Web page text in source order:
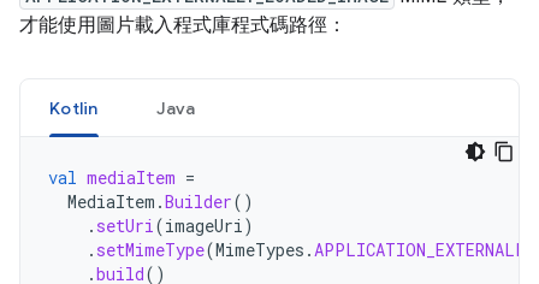
才能使用圖片載入程式庫程式碼路徑：
Kotlin Java
val mediaItem =
MediaItem .Builder()
. setUri(imageUri)
. setMimeType(MimeTypes .
.build()